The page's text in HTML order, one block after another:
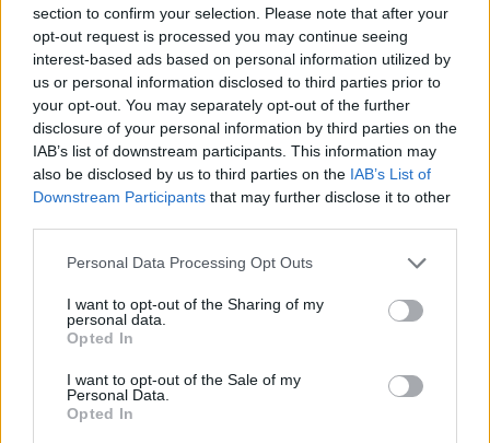
section to confirm your selection. Please note that after your
opt-out request is processed you may continue seeing
interest-based ads based on personal information utilized by
us or personal information disclosed to third parties prior to
your opt-out. You may separately opt-out of the further
disclosure of your personal information by third parties on the
IAB’s list of downstream participants. This information may
also be disclosed by us to third parties on the IAB’s List of
Downstream Participants that may further disclose it to other
Please note that this website/app uses one or more Google
not limited to your visit or usage behaviour. You may click to
grant or deny consent to Google and its third-party tags to
use your data for below specified purposes in below Google
consent section.
Personal Data Processing Opt Outs
I want to opt-out of the Sharing of my
personal data.
Opted In
I want to opt-out of the Sale of my
Personal Data.
Opted In